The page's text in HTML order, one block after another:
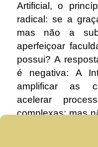
Artificial, o
radical: se a
mas não a
aperfeiçoar
possui? A
é negativa: A
amplificar as
acelerar
complexas; mas
faltando: não